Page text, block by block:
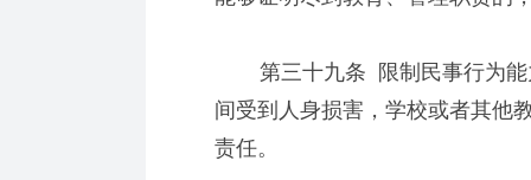
第三十九条 限制民事行为能
间受到人身损害，学校或者其他
责任。